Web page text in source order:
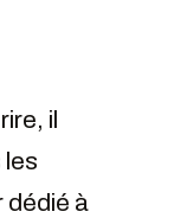
il
les
dédié à